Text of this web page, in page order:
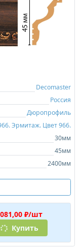
Decomaster
Россия
Дюропрофиль
Эрмитаж. Цвет 966.
30мм
45мм
2400мм
₽/шт
Купить